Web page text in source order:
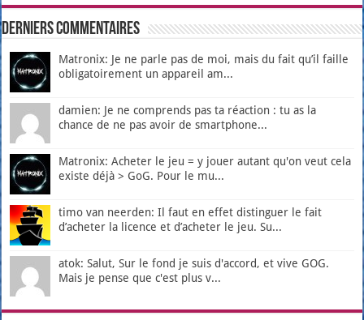
Derniers Commentaires
Matronix: Je ne parle pas de moi, mais du fait qu’il faille
obligatoirement un appareil am...
damien: Je ne comprends pas ta réaction : tu as la
chance de ne pas avoir de smartphone...
Matronix: Acheter le jeu = y jouer autant qu'on veut cela
existe déjà > GoG. Pour le mu...
timo van neerden: Il faut en effet distinguer le fait
d’acheter la licence et d’acheter le jeu. Su...
atok: Salut, Sur le fond je suis d'accord, et vive GOG.
Mais je pense que c'est plus v...